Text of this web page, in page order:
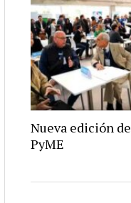
Nueva edición
PyME